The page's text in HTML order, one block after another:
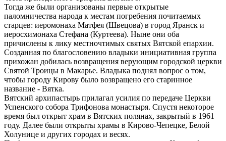
Тогда же были организованы первые открытые
паломничества народа к местам погребения почитаемых
старцев: иеромонаха Матфея (Швецова) в город Яранск и
иеросхимонаха Стефана (Куртеева). Ныне они оба
причислены к лику местночтимых святых Вятской епархии.
Созданная по благословению владыки инициативная группа
прихожан добилась возвращения верующим городской церкви
Святой Троицы в Макарье. Владыка поднял вопрос о том,
чтобы городу Кирову было возвращено его старинное
название - Вятка.
Вятский архипастырь прилагал усилия по передаче Церкви
Успенского собора Трифонова монастыря. Спустя некоторое
время был открыт храм в Вятских полянах, закрытый в 1961
году. Далее были открыты храмы в Кирово-Чепецке, Белой
Холунице и других городах и весях.